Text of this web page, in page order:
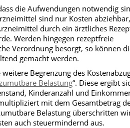
die Aufwendungen notwendig
sind nur Kosten
durch ein ärztliches
Werden hingegen rezeptfreie
Verordnung besorgt, so können
gemacht werden.
Begrenzung des
zumutbare Belastung“. Diese ergibt
Kinderanzahl und
mit dem Gesamtbetrag
Belastung überschritten
auch steuermindernd aus.